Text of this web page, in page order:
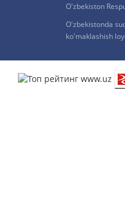
O'zbekiston
O'zbekistonda
ko'maklashish